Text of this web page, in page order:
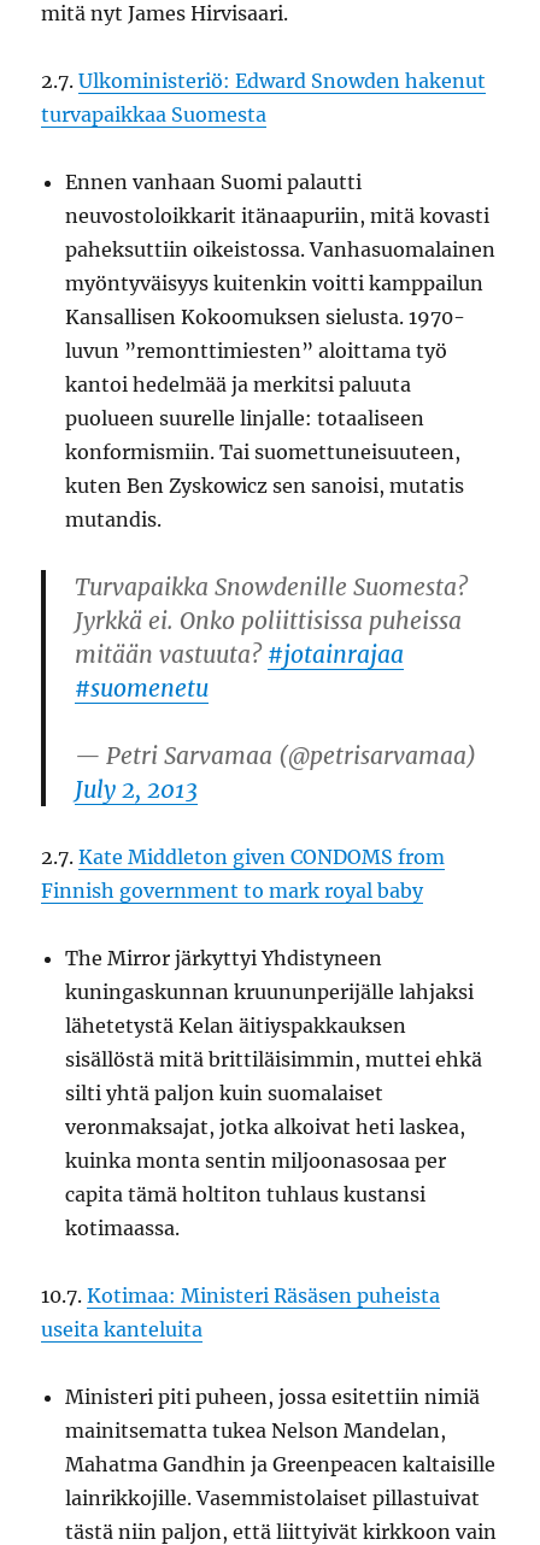
mitä nyt James Hirvisaari.
2.7.Ulkoministeriö: Edward Snowden hakenut
turvapaikkaa Suomesta
Ennen vanhaan Suomi palautti
neuvostoloikkarit itänaapuriin, mitä kovasti
paheksuttiin oikeistossa. Vanhasuomalainen
myöntyväisyys kuitenkin voitti kamppailun
Kansallisen Kokoomuksen sielusta. 1970-
luvun ”remonttimiesten” aloittama työ
kantoi hedelmää ja merkitsi paluuta
puolueen suurelle linjalle: totaaliseen
konformismiin. Tai suomettuneisuuteen,
kuten Ben Zyskowicz sen sanoisi, mutatis
mutandis.
Turvapaikka Snowdenille Suomesta?
Jyrkkä ei. Onko poliittisissa puheissa
mitään vastuuta? #jotainrajaa
#suomenetu
— Petri Sarvamaa (@petrisarvamaa)
July 2, 2013
2.7.Kate Middleton given CONDOMS from
Finnish government to mark royal baby
The Mirror järkyttyi Yhdistyneen
kuningaskunnan kruununperijälle lahjaksi
lähetetystä Kelan äitiyspakkauksen
sisällöstä mitä brittiläisimmin, muttei ehkä
silti yhtä paljon kuin suomalaiset
veronmaksajat, jotka alkoivat heti laskea,
kuinka monta sentin miljoonasosaa per
capita tämä holtiton tuhlaus kustansi
kotimaassa.
10.7.Kotimaa: Ministeri Räsäsen puheista
useita kanteluita
Ministeri piti puheen, jossa esitettiin nimiä
mainitsematta tukea Nelson Mandelan,
Mahatma Gandhin ja Greenpeacen kaltaisille
lainrikkojille. Vasemmistolaiset pillastuivat
tästä niin paljon, että liittyivät kirkkoon vain